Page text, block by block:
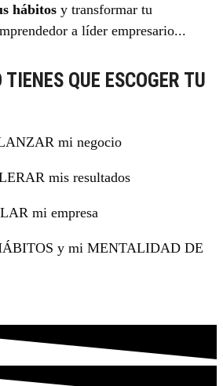
hábitos y transformar tu
a líder empresario...
QUE ESCOGER TU
mi negocio
mis resultados
mi empresa
y mi MENTALIDAD DE